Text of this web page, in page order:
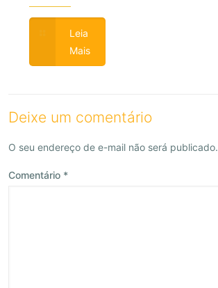
Leia
Mais
Deixe um comentário
O seu endereço de e-mail não será publicado.
Comentário *